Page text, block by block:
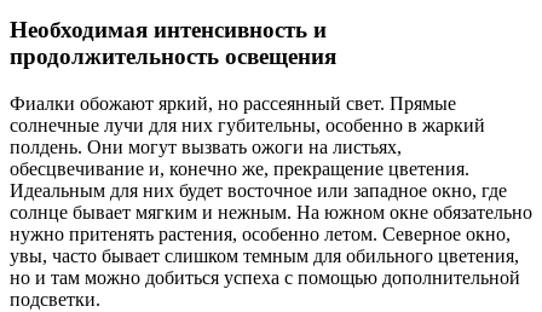
Необходимая интенсивность и
продолжительность освещения
Фиалки обожают яркий, но рассеянный свет. Прямые
солнечные лучи для них губительны, особенно в жаркий
полдень. Они могут вызвать ожоги на листьях,
обесцвечивание и, конечно же, прекращение цветения.
Идеальным для них будет восточное или западное окно, где
солнце бывает мягким и нежным. На южном окне обязательно
нужно притенять растения, особенно летом. Северное окно,
увы, часто бывает слишком темным для обильного цветения,
но и там можно добиться успеха с помощью дополнительной
подсветки.